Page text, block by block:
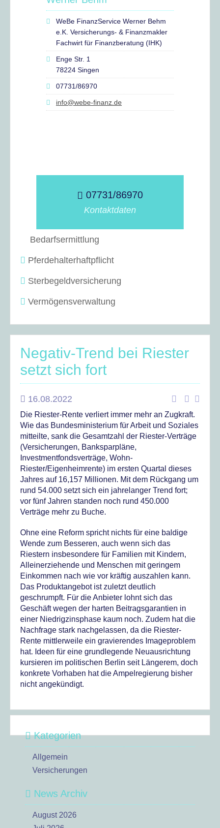
WeBe FinanzService Werner Behm
e.K. Versicherungs- & Finanzmakler
Fachwirt für Finanzberatung (IHK)
Enge Str. 1
78224 Singen
07731/86970
info@webe-finanz.de
07731/86970
Kontaktdaten
Bedarfsermittlung
Pferdehalterhaftpflicht
Sterbegeldversicherung
Vermögensverwaltung
Negativ-Trend bei Riester
setzt sich fort
16.08.2022
Die Riester-Rente verliert immer mehr an Zugkraft.
Wie das Bundesministerium für Arbeit und Soziales
mitteilte, sank die Gesamtzahl der Riester-Verträge
(Versicherungen, Banksparpläne,
Investmentfondsverträge, Wohn-
Riester/Eigenheimrente) im ersten Quartal dieses
Jahres auf 16,157 Millionen. Mit dem Rückgang um
rund 54.000 setzt sich ein jahrelanger Trend fort;
vor fünf Jahren standen noch rund 450.000
Verträge mehr zu Buche.
Ohne eine Reform spricht nichts für eine baldige
Wende zum Besseren, auch wenn sich das
Riestern insbesondere für Familien mit Kindern,
Alleinerziehende und Menschen mit geringem
Einkommen nach wie vor kräftig auszahlen kann.
Das Produktangebot ist zuletzt deutlich
geschrumpft. Für die Anbieter lohnt sich das
Geschäft wegen der harten Beitragsgarantien in
einer Niedrigzinsphase kaum noch. Zudem hat die
Nachfrage stark nachgelassen, da die Riester-
Rente mittlerweile ein gravierendes Imageproblem
hat. Ideen für eine grundlegende Neuausrichtung
kursieren im politischen Berlin seit Längerem, doch
konkrete Vorhaben hat die Ampelregierung bisher
nicht angekündigt.
Kategorien
Allgemein
Versicherungen
News Archiv
August 2026